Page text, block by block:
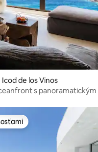
de los Vinos
s panoramatickým